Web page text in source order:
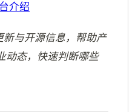
介绍
新与开源信息，帮助产
动态，快速判断哪些